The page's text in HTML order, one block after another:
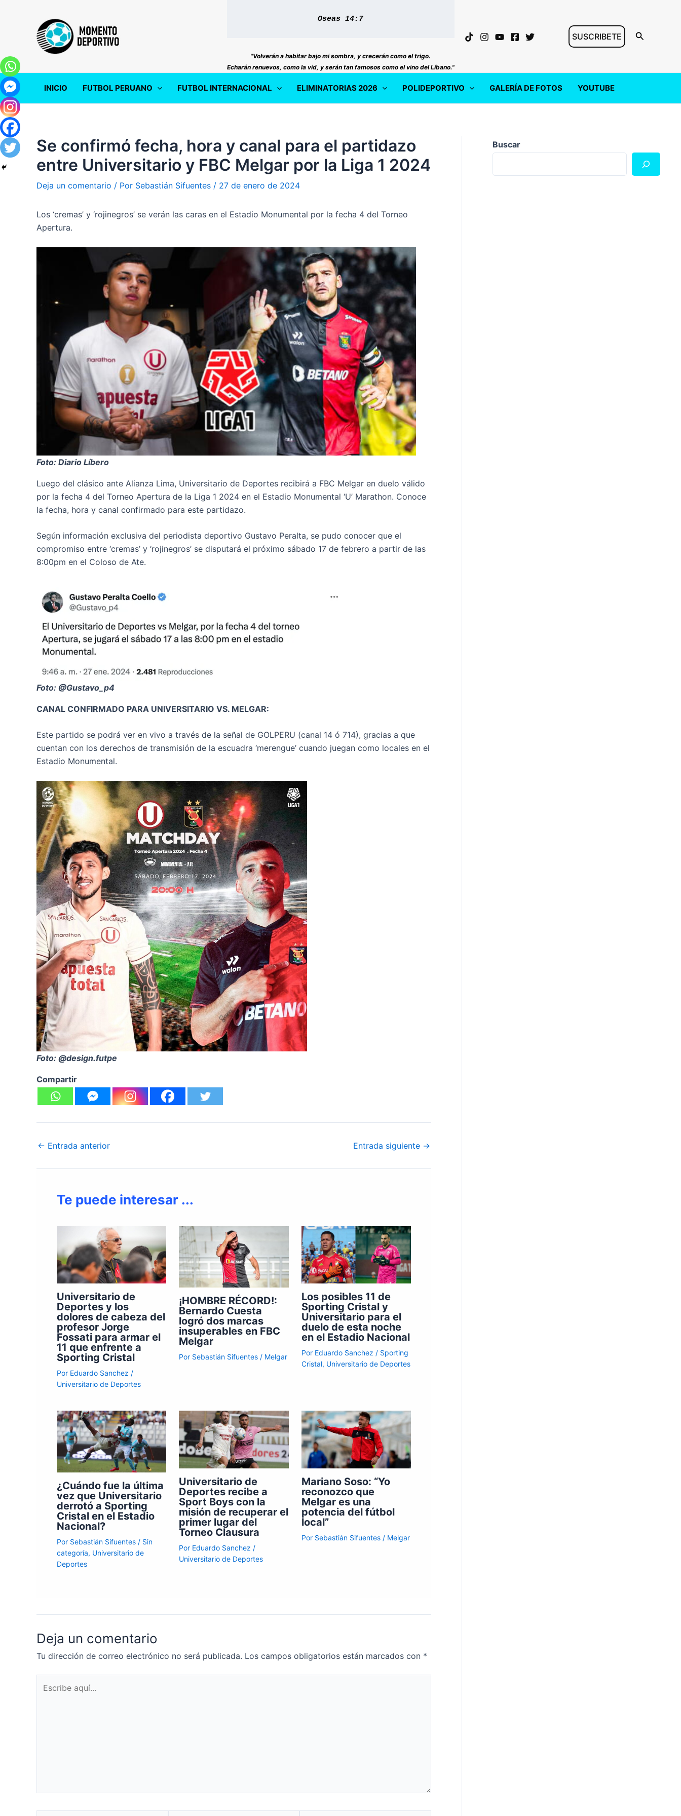
contenido
Oseas 14:7
"Volverán a habitar bajo mi sombra, y crecerán como el trigo.
Echarán renuevos, como la vid, y serán tan famosos como el vino del Líbano."
SUSCRIBETE Buscar
INICIO FUTBOL PERUANO FUTBOL INTERNACIONAL ELIMINATORIAS 2026 POLIDEPORTIVO GALERÍA DE FOTOS YOUTUBE
Se confirmó fecha, hora y canal para el partidazo
entre Universitario y FBC Melgar por la Liga 1 2024
Deja un comentario / Por Sebastián Sifuentes / 27 de enero de 2024
Los ‘cremas’ y ‘rojinegros’ se verán las caras en el Estadio Monumental por la fecha 4 del Torneo
Apertura.
Foto: Diario Líbero
Luego del clásico ante Alianza Lima, Universitario de Deportes recibirá a FBC Melgar en duelo válido
por la fecha 4 del Torneo Apertura de la Liga 1 2024 en el Estadio Monumental ‘U’ Marathon. Conoce
la fecha, hora y canal confirmado para este partidazo.
Según información exclusiva del periodista deportivo Gustavo Peralta, se pudo conocer que el
compromiso entre ‘cremas’ y ‘rojinegros’ se disputará el próximo sábado 17 de febrero a partir de las
8:00pm en el Coloso de Ate.
Foto: @Gustavo_p4
CANAL CONFIRMADO PARA UNIVERSITARIO VS. MELGAR:
Este partido se podrá ver en vivo a través de la señal de GOLPERU (canal 14 ó 714), gracias a que
cuentan con los derechos de transmisión de la escuadra ‘merengue’ cuando juegan como locales en el
Estadio Monumental.
Foto: @design.futpe
Compartir
← Entrada anterior Entrada siguiente →
Te puede interesar ...
Universitario de
Deportes y los
dolores de cabeza del
profesor Jorge
Fossati para armar el
11 que enfrente a
Sporting Cristal
Por Eduardo Sanchez /
Universitario de Deportes
¡HOMBRE RÉCORD!:
Bernardo Cuesta
logró dos marcas
insuperables en FBC
Melgar
Por Sebastián Sifuentes / Melgar
Los posibles 11 de
Sporting Cristal y
Universitario para el
duelo de esta noche
en el Estadio Nacional
Por Eduardo Sanchez / Sporting
Cristal, Universitario de Deportes
¿Cuándo fue la última
vez que Universitario
derrotó a Sporting
Cristal en el Estadio
Nacional?
Por Sebastián Sifuentes / Sin
categoría, Universitario de
Deportes
Universitario de
Deportes recibe a
Sport Boys con la
misión de recuperar el
primer lugar del
Torneo Clausura
Por Eduardo Sanchez /
Universitario de Deportes
Mariano Soso: “Yo
reconozco que
Melgar es una
potencia del fútbol
local”
Por Sebastián Sifuentes / Melgar
Deja un comentario
Tu dirección de correo electrónico no será publicada. Los campos obligatorios están marcados con *
aquí...
Buscar